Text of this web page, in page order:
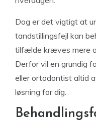
Dog er det vigtigt at
tandstillingsfejl kan
tilfælde kræves mere
Derfor vil en grundig
eller ortodontist altid
løsning for dig.